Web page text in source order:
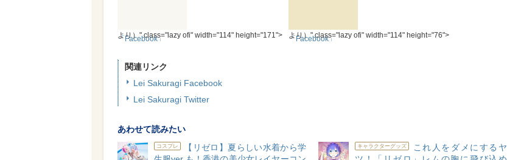
「Facebook」
より）" class="lazy ofi" width="114" height="171"> 「Facebook」
より）" class="lazy ofi" width="114" height="76">
関連リンク
Lei Sakuragi Facebook
Lei Sakuragi Twitter
あわせて読みたい
コスプレ
【リゼロ】夏らしい水着から学
キャラクターグッズ
これ人をダメにするヤ